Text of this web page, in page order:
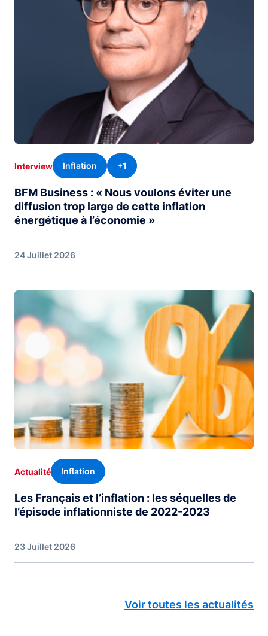
Interview Inflation +1
BFM Business : « Nous voulons éviter une
diffusion trop large de cette inflation
énergétique à l’économie »
24 Juillet 2026
Image
Actualité Inflation
Les Français et l’inflation : les séquelles de
l’épisode inflationniste de 2022-2023
23 Juillet 2026
Voir toutes les actualités